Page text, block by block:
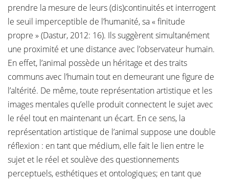
prendre la mesure de leurs (dis)continuités et interrogent
le seuil imperceptible de l’humanité, sa « finitude
propre » (Dastur, 2012: 16). Ils suggèrent simultanément
une proximité et une distance avec l’observateur humain.
En effet, l’animal possède un héritage et des traits
communs avec l’humain tout en demeurant une figure de
l’altérité. De même, toute représentation artistique et les
images mentales qu’elle produit connectent le sujet avec
le réel tout en maintenant un écart. En ce sens, la
représentation artistique de l’animal suppose une double
réflexion : en tant que médium, elle fait le lien entre le
sujet et le réel et soulève des questionnements
perceptuels, esthétiques et ontologiques; en tant que